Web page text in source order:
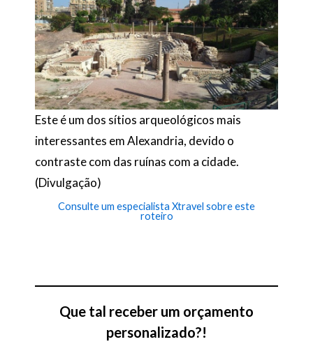
Este é um dos sítios arqueológicos mais
interessantes em Alexandria, devido o
contraste com das ruínas com a cidade.
(Divulgação)
Consulte um especialista Xtravel sobre este
roteiro
Que tal receber um orçamento
personalizado?!